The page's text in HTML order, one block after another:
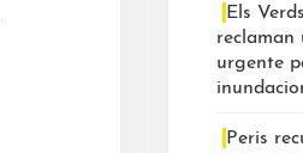
Els
reclaman
urgente
Peris